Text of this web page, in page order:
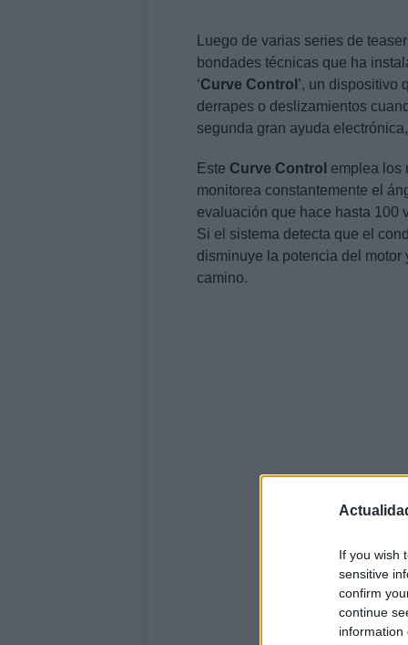
If you wish
sensitive
confirm
continue
information
Luego de varias series de
bondades técnicas que ha
‘Curve Control ’, un dispositivo
derrapes o deslizamientos
segunda gran ayuda
Este Curve Control emplea los
monitorea constantemente el
evaluación que hace hasta 100
Si el sistema detecta que el
disminuye la potencia del motor
camino.